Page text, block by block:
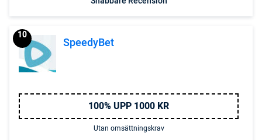
SpeedyBet
10
100% UPP 1000 KR
Utan omsättningskrav